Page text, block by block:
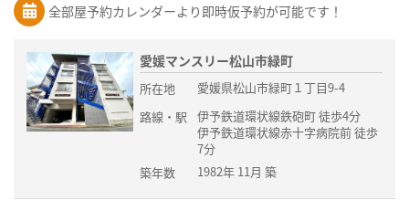
全部屋予約カレンダーより即時仮予約が可能です！
愛媛マンスリー松山市緑町
所在地
愛媛県松山市緑町１丁目9-4
路線・駅
伊予鉄道環状線鉄砲町 徒歩4分
伊予鉄道環状線赤十字病院前 徒歩
7分
築年数
1982年 11月 築